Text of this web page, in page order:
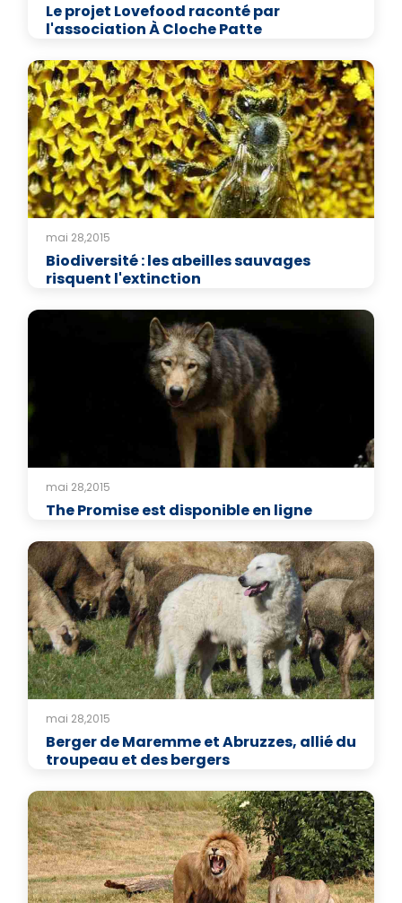
Le projet Lovefood raconté par
l'association À Cloche Patte
mai 28,2015
Biodiversité : les abeilles sauvages
risquent l'extinction
mai 28,2015
The Promise est disponible en ligne
mai 28,2015
Berger de Maremme et Abruzzes, allié du
troupeau et des bergers